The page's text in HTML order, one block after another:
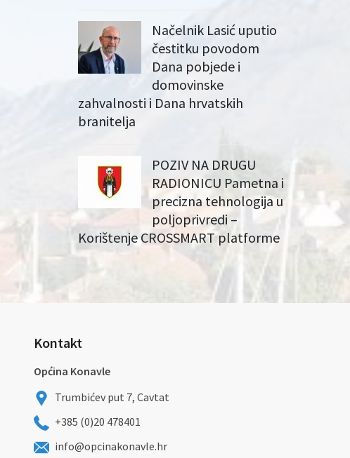
Načelnik Lasić uputio
čestitku povodom
Dana pobjede i
domovinske
zahvalnosti i Dana hrvatskih
branitelja
POZIV NA DRUGU
RADIONICU Pametna i
precizna tehnologija u
poljoprivredi –
Korištenje CROSSMART platforme
Kontakt
Općina Konavle
Trumbićev put 7, Cavtat
+385 (0)20 478401
info@opcinakonavle.hr